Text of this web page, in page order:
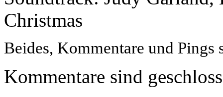
Christmas
Beides, Kommentare und Pings
Kommentare sind